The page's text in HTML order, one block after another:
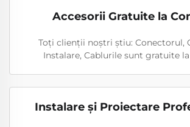
Accesorii Gratuite la
Toți clienții noștri știu: Conectorul,
Instalare, Cablurile sunt gratuite
Instalare și Proiectare